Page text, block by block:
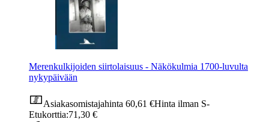
Merenkulkijoiden siirtolaisuus - Näkökulmia 1700-luvulta
nykypäivään
Asiakasomistajahinta 60,61 €Hinta ilman S-
Etukorttia:71,30 €